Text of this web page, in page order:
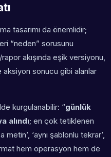
tasarımı da önemlidir;
“neden” sorusunu
akışında eşik versiyonu,
aksiyon sonucu gibi alanlar
kurgulanabilir: “günlük
alındı; en çok tetiklenen
metin’, ‘aynı şablonlu tekrar’,
hem operasyon hem de